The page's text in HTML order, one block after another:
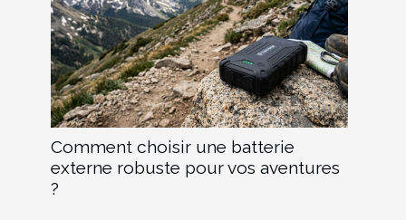
Comment choisir une batterie
externe robuste pour vos aventures
?